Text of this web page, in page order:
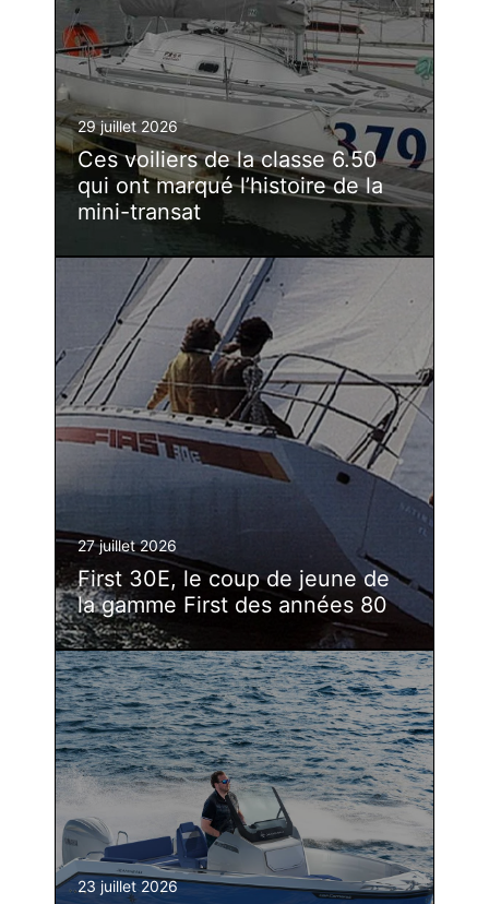
29 juillet 2026
Ces voiliers de la classe 6.50
qui ont marqué l’histoire de la
mini-transat
27 juillet 2026
First 30E, le coup de jeune de
la gamme First des années 80
23 juillet 2026